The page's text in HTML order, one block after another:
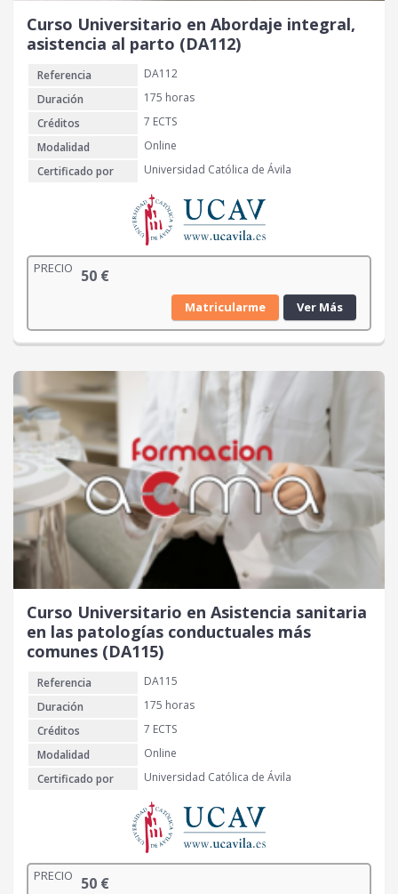
Curso Universitario en Abordaje integral,
asistencia al parto (DA112)
Referencia
DA112
Duración
175 horas
Créditos
7 ECTS
Modalidad
Online
Certificado por
Universidad Católica de Ávila
PRECIO 50 €
Matricularme Ver Más
Curso Universitario en Asistencia sanitaria
en las patologías conductuales más
comunes (DA115)
Referencia
DA115
Duración
175 horas
Créditos
7 ECTS
Modalidad
Online
Certificado por
Universidad Católica de Ávila
PRECIO 50 €